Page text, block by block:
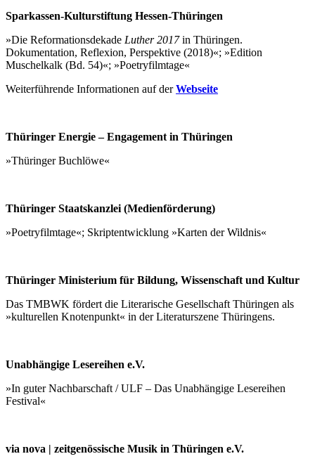
Sparkassen-Kulturstiftung Hessen-Thüringen
»Die Reformationsdekade Luther 2017in Thüringen.
Dokumentation, Reflexion, Perspektive (2018)«; »Edition
Muschelkalk (Bd. 54)«; »Poetryfilmtage«
Weiterführende Informationen auf derWebseite
Thüringer Energie – Engagement in Thüringen
»Thüringer Buchlöwe«
Thüringer Staatskanzlei (Medienförderung)
»Poetryfilmtage«; Skriptentwicklung »Karten der Wildnis«
Thüringer Ministerium für Bildung, Wissenschaft und Kultur
Das TMBWK fördert die Literarische Gesellschaft Thüringen als
»kulturellen Knotenpunkt« in der Literaturszene Thüringens.
Unabhängige Lesereihen e.V.
»In guter Nachbarschaft / ULF – Das Unabhängige Lesereihen
Festival«
via nova | zeitgenössische Musik in Thüringen e.V.